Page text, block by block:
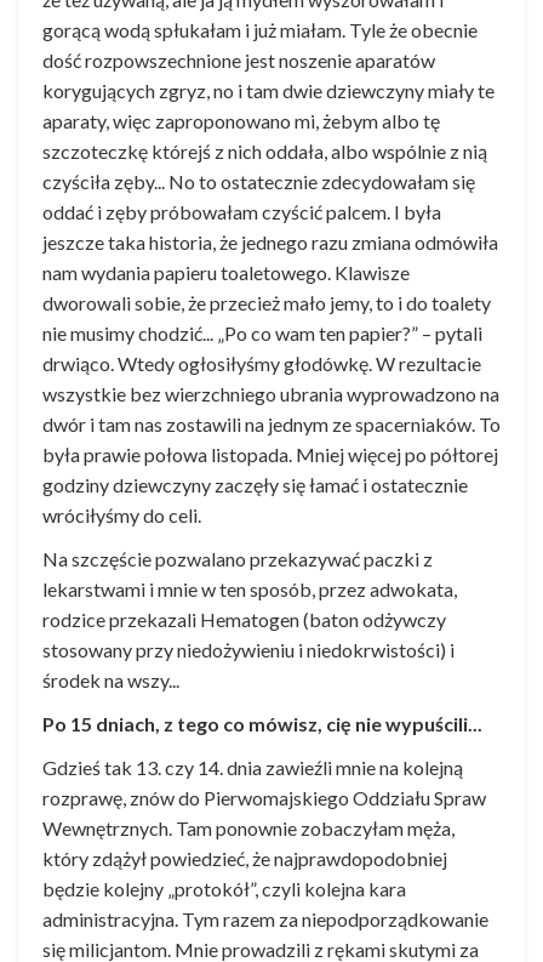
gorącą wodą spłukałam i już miałam. Tyle że obecnie
dość rozpowszechnione jest noszenie aparatów
korygujących zgryz, no i tam dwie dziewczyny miały te
aparaty, więc zaproponowano mi, żebym albo tę
szczoteczkę którejś z nich oddała, albo wspólnie z nią
czyściła zęby... No to ostatecznie zdecydowałam się
oddać i zęby próbowałam czyścić palcem. I była
jeszcze taka historia, że jednego razu zmiana odmówiła
nam wydania papieru toaletowego. Klawisze
dworowali sobie, że przecież mało jemy, to i do toalety
nie musimy chodzić... „Po co wam ten papier?” – pytali
drwiąco. Wtedy ogłosiłyśmy głodówkę. W rezultacie
wszystkie bez wierzchniego ubrania wyprowadzono na
dwór i tam nas zostawili na jednym ze spacerniaków. To
była prawie połowa listopada. Mniej więcej po półtorej
godziny dziewczyny zaczęły się łamać i ostatecznie
wróciłyśmy do celi.
Na szczęście pozwalano przekazywać paczki z
lekarstwami i mnie w ten sposób, przez adwokata,
rodzice przekazali Hematogen (baton odżywczy
stosowany przy niedożywieniu i niedokrwistości) i
środek na wszy...
Po 15 dniach, z tego co mówisz, cię nie wypuścili...
Gdzieś tak 13. czy 14. dnia zawieźli mnie na kolejną
rozprawę, znów do Pierwomajskiego Oddziału Spraw
Wewnętrznych. Tam ponownie zobaczyłam męża,
który zdążył powiedzieć, że najprawdopodobniej
będzie kolejny „protokół”, czyli kolejna kara
administracyjna. Tym razem za niepodporządkowanie
się milicjantom. Mnie prowadzili z rękami skutymi za